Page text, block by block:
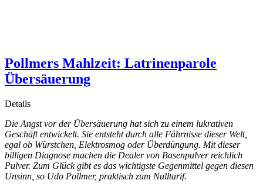
Pollmers Mahlzeit: Latrinenparole
Übersäuerung
Details
Die Angst vor der Übersäuerung hat sich zu einem lukrativen
Geschäft entwickelt. Sie entsteht durch alle Fährnisse dieser Welt,
egal ob Würstchen, Elektrosmog oder Überdüngung. Mit dieser
billigen Diagnose machen die Dealer von Basenpulver reichlich
Pulver. Zum Glück gibt es das wichtigste Gegenmittel gegen diesen
Unsinn, so Udo Pollmer, praktisch zum Nulltarif.